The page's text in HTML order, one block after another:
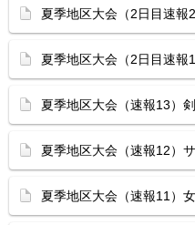
夏季地区大会（2日目速
夏季地区大会（2日目速報
夏季地区大会（速報13）
夏季地区大会（速報12）
夏季地区大会（速報11）